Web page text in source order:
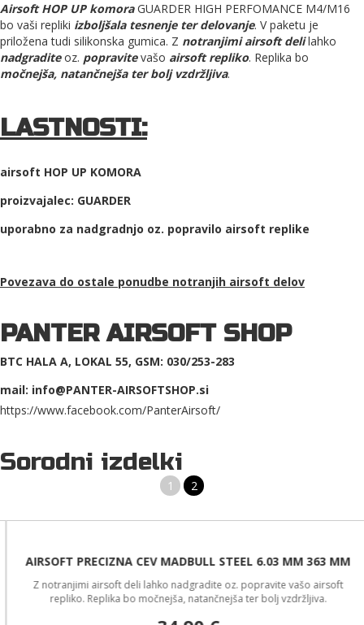
Airsoft HOP UP komoraGUARDER HIGH PERFOMANCE M4/M16
bo vaši repliki izboljšala tesnenje ter delovanje. V paketu je
priložena tudi silikonska gumica. Z notranjimi airsoft delilahko
nadgraditeoz. popravitevašo airsoft repliko. Replika bo
močnejša, natančnejša ter bolj vzdržljiva.
LASTNOSTI:
airsoft HOP UP KOMORA
proizvajalec: GUARDER
uporabno za nadgradnjo oz. popravilo airsoft replike
Povezava do ostale ponudbe notranjih airsoft delov
PANTER AIRSOFT SHOP
BTC HALA A, LOKAL 55, GSM: 030/253-283
mail: info@PANTER-AIRSOFTSHOP.si
https://www.facebook.com/PanterAirsoft/
Sorodni izdelki
1 2
AIRSOFT PRECIZNA CEV MADBULL STEEL 6.03 MM 363 MM
Z notranjimi airsoft deli lahko nadgradite oz. popravite vašo airsoft
repliko. Replika bo močnejša, natančnejša ter bolj vzdržljiva.